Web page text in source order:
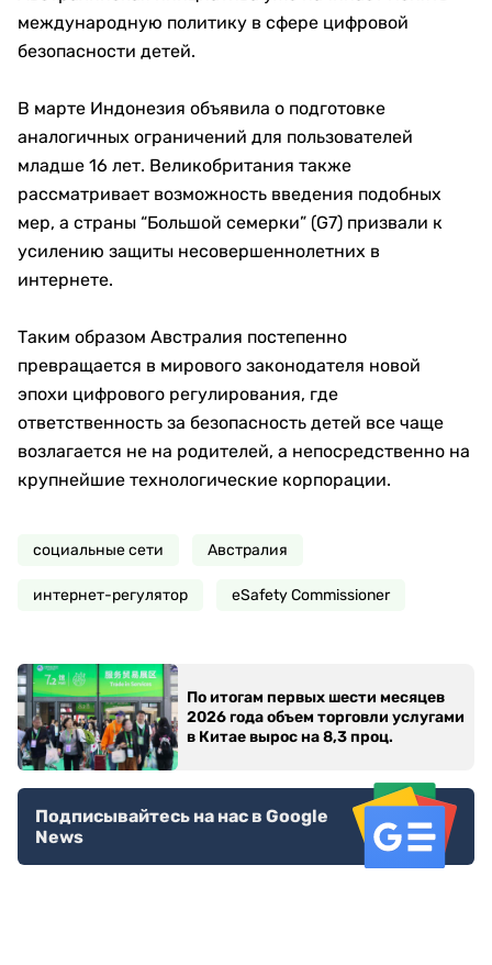
международную политику в сфере цифровой
безопасности детей.
В марте Индонезия объявила о подготовке
аналогичных ограничений для пользователей
младше 16 лет. Великобритания также
рассматривает возможность введения подобных
мер, а страны “Большой семерки” (G7) призвали к
усилению защиты несовершеннолетних в
интернете.
Таким образом Австралия постепенно
превращается в мирового законодателя новой
эпохи цифрового регулирования, где
ответственность за безопасность детей все чаще
возлагается не на родителей, а непосредственно на
крупнейшие технологические корпорации.
социальные сети Австралия
интернет-регулятор eSafety Commissioner
По итогам первых шести месяцев
2026 года объем торговли услугами
в Китае вырос на 8,3 проц.
Подписывайтесь на нас в Google
News